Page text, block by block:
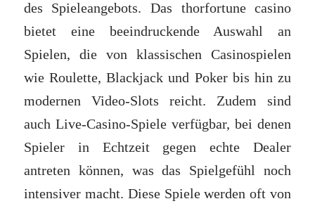
des Spieleangebots. Das thorfortune casino
bietet eine beeindruckende Auswahl an
Spielen, die von klassischen Casinospielen
wie Roulette, Blackjack und Poker bis hin zu
modernen Video-Slots reicht. Zudem sind
auch Live-Casino-Spiele verfügbar, bei denen
Spieler in Echtzeit gegen echte Dealer
antreten können, was das Spielgefühl noch
intensiver macht. Diese Spiele werden oft von